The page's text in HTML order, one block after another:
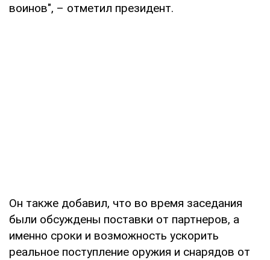
воинов", – отметил президент.
Он также добавил, что во время заседания
были обсуждены поставки от партнеров, а
именно сроки и возможность ускорить
реальное поступление оружия и снарядов от